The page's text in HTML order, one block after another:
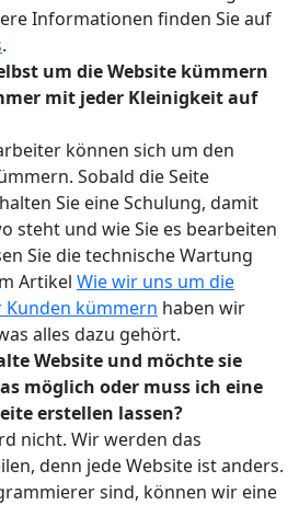
Informationen finden Sie auf
.
um die Website kümmern
mit jeder Kleinigkeit auf
können sich um den
Sobald die Seite
Sie eine Schulung, damit
steht und wie Sie es bearbeiten
Sie die technische Wartung
Artikel Wie wir uns um die
Kunden kümmern haben wir
alles dazu gehört.
Website und möchte sie
möglich oder muss ich eine
erstellen lassen?
nicht. Wir werden das
denn jede Website ist anders.
sind, können wir eine